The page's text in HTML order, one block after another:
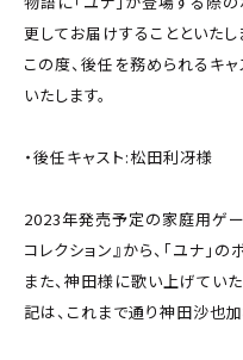
更してお届けすることといたし
この度、後任を務められるキ
いたします。
・後任キャスト:松田利冴様
2023年発売予定の家庭用ゲー
コレクション』から、「ユナ」
また、神田様に歌い上げてい
記は、これまで通り神田沙也加